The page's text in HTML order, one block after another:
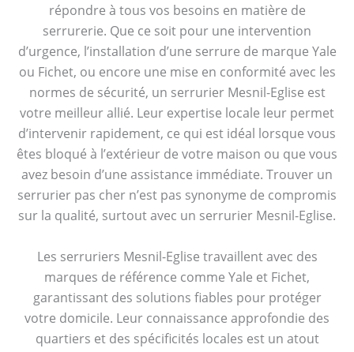
répondre à tous vos besoins en matière de
serrurerie. Que ce soit pour une intervention
d’urgence, l’installation d’une serrure de marque Yale
ou Fichet, ou encore une mise en conformité avec les
normes de sécurité, un serrurier Mesnil-Eglise est
votre meilleur allié. Leur expertise locale leur permet
d’intervenir rapidement, ce qui est idéal lorsque vous
êtes bloqué à l’extérieur de votre maison ou que vous
avez besoin d’une assistance immédiate. Trouver un
serrurier pas cher n’est pas synonyme de compromis
sur la qualité, surtout avec un serrurier Mesnil-Eglise.
Les serruriers Mesnil-Eglise travaillent avec des
marques de référence comme Yale et Fichet,
garantissant des solutions fiables pour protéger
votre domicile. Leur connaissance approfondie des
quartiers et des spécificités locales est un atout